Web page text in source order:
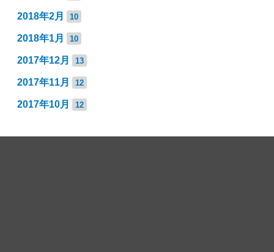
2018年2月 10
2018年1月 10
2017年12月 13
2017年11月 12
2017年10月 12